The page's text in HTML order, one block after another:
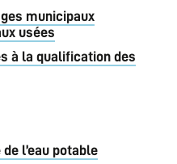
municipaux
usées
à la qualification des
l’eau potable